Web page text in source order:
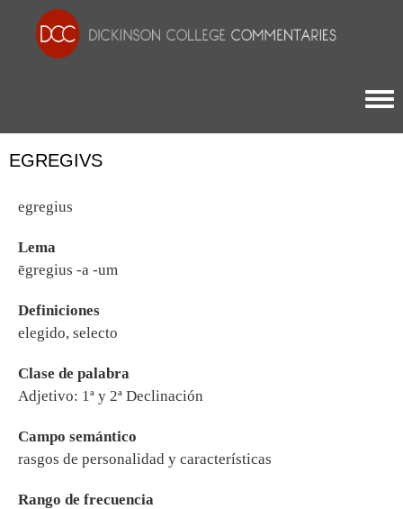
EGREGIVS
egregius
Lema
ēgregius -a -um
Definiciones
elegido, selecto
Clase de palabra
Adjetivo: 1ª y 2ª Declinación
Campo semántico
rasgos de personalidad y características
Rango de frecuencia